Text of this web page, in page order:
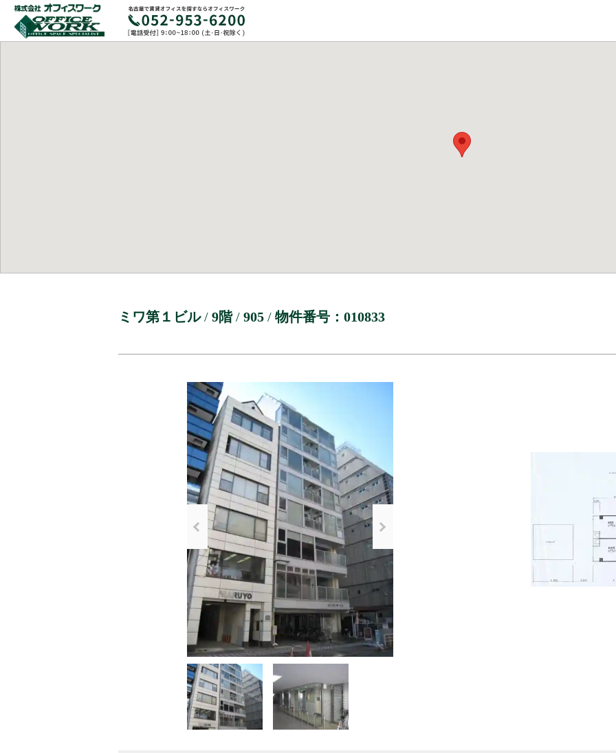
ミワ第１ビル/ 9階/ 905 / 物件番号：010833